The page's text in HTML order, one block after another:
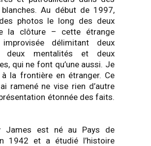
Au début de 1997,
photos le long des deux
la clôture – cette étrange
improvisée délimitant deux
deux mentalités et deux
qui ne font qu’une aussi. Je
la frontière en étranger. Ce
ramené ne vise rien d’autre
étonnée des faits.
James est né au Pays de
1942 et a étudié l’histoire